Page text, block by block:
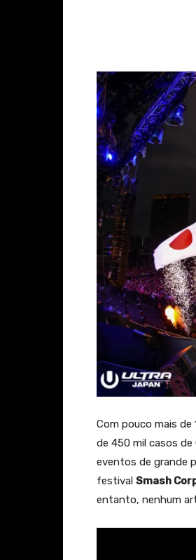
Com pouco mais
de 450 mil casos
eventos de grande
festival Smash
entanto, nenhum